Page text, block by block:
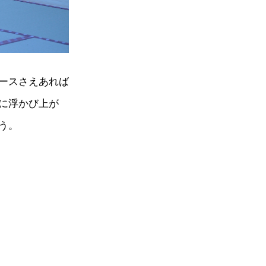
スさえあれば
浮かび上が
。